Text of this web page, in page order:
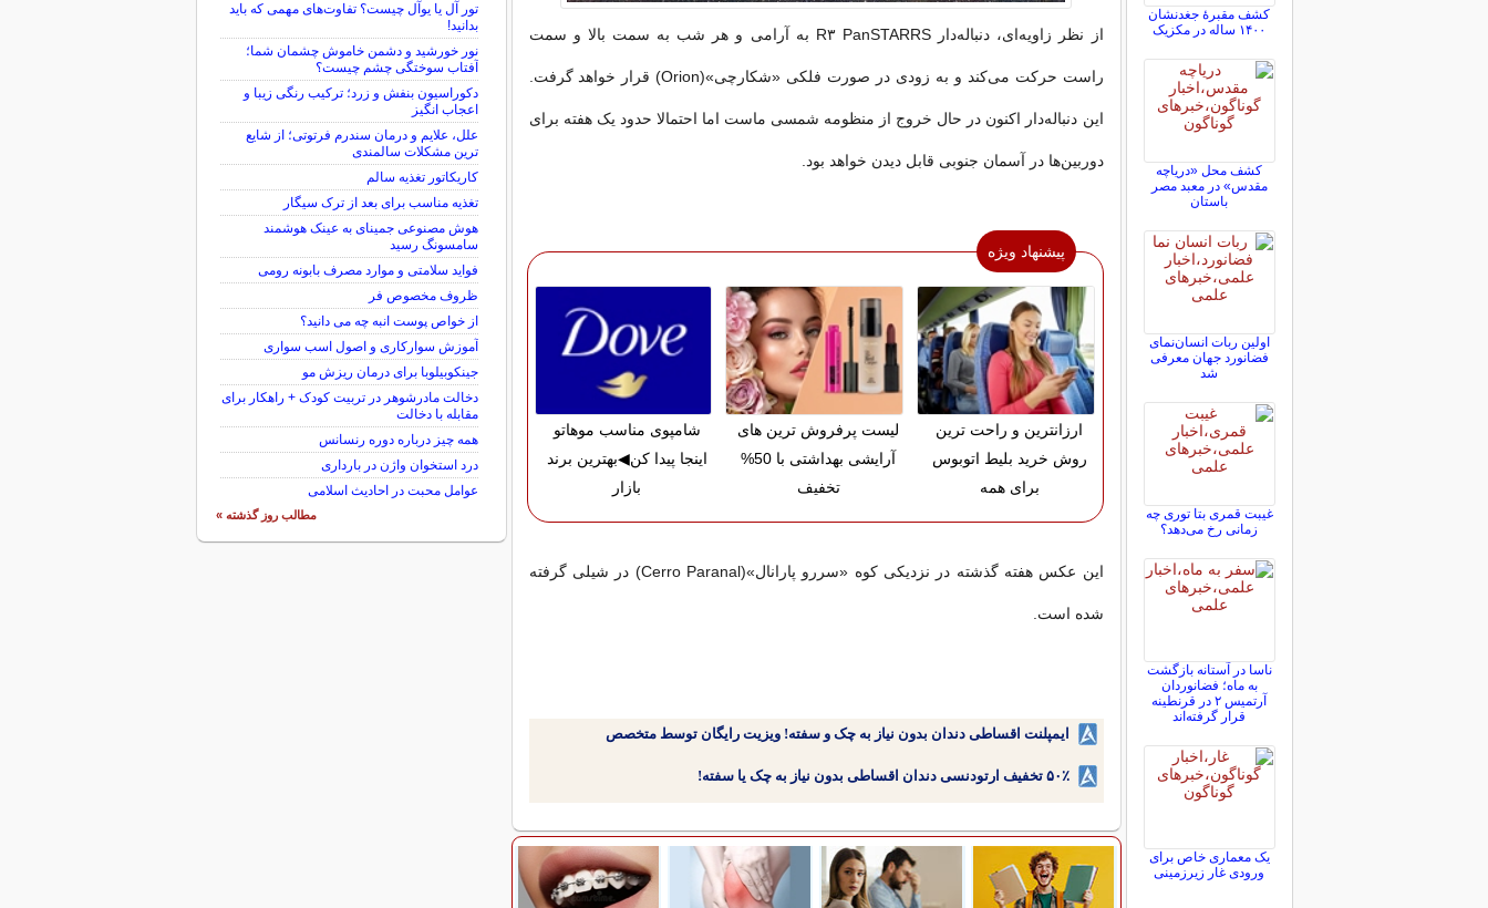
از نظر زاویه‌ای، دنباله‌دار R۳ PanSTARRS به آرامی و هر شب به سمت بالا و سمت
راست حرکت می‌کند و به زودی در صورت فلکی «شکارچی»(Orion) قرار خواهد گرفت.
این دنباله‌دار اکنون در حال خروج از منظومه شمسی ماست اما احتمالا حدود یک هفته برای
دوربین‌ها در آسمان جنوبی قابل دیدن خواهد بود.
پیشنهاد ویژه
ارزانترین و راحت ترین
روش خرید بلیط اتوبوس
برای همه
لیست پرفروش ترین های
آرایشی بهداشتی با 50%
تخفیف
شامپوی مناسب موهاتو
اینجا پیدا کن◀بهترین برند
بازار
این عکس هفته گذشته در نزدیکی کوه «سررو پارانال»(Cerro Paranal) در شیلی گرفته
شده است.
ایمپلنت اقساطی دندان بدون نیاز به چک و سفته! ویزیت رایگان توسط متخصص
۵۰٪ تخفیف ارتودنسی دندان اقساطی بدون نیاز به چک یا سفته!
کشف مقبرۀ جغدنشان
۱۴۰۰ ساله در مکزیک
کشف محل «دریاچه
مقدس» در معبد مصر
باستان
اولین ربات انسان‌نمای
فضانورد جهان معرفی
شد
غیبت قمری بتا توری چه
زمانی رخ می‌دهد؟
ناسا در آستانه بازگشت
به ماه؛ فضانوردان
آرتمیس ۲ در قرنطینه
قرار گرفته‌اند
یک معماری خاص برای
ورودی غار زیرزمینی
تور آل یا یوآل چیست؟ تفاوت‌های مهمی که باید
بدانید!
نور خورشید و دشمن خاموش چشمان شما؛
آفتاب سوختگی چشم چیست؟
دکوراسیون بنفش و زرد؛ ترکیب رنگی زیبا و
اعجاب انگیز
علل، علایم و درمان سندرم فرتوتی؛ از شایع
ترین مشکلات سالمندی
کاریکاتور تغذیه سالم
تغذیه مناسب برای بعد از ترک سیگار
هوش مصنوعی جمینای به عینک هوشمند
سامسونگ رسید
فواید سلامتی و موارد مصرف بابونه رومی
ظروف مخصوص فر
از خواص پوست انبه چه می دانید؟
آموزش سوارکاری و اصول اسب سواری
جینکوبیلوبا برای درمان ریزش مو
دخالت مادرشوهر در تربیت کودک + راهکار برای
مقابله با دخالت
همه چیز درباره دوره رنسانس
درد استخوان واژن در بارداری
عوامل محبت در احادیث اسلامى
مطالب روز گذشته »